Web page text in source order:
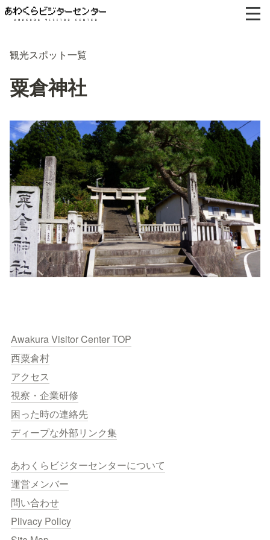
観光スポット一覧
粟倉神社
Awakura Visitor Center TOP
西粟倉村
アクセス
視察・企業研修
困った時の連絡先
ディープな外部リンク集
あわくらビジターセンターについて
運営メンバー
問い合わせ
Plivacy Policy